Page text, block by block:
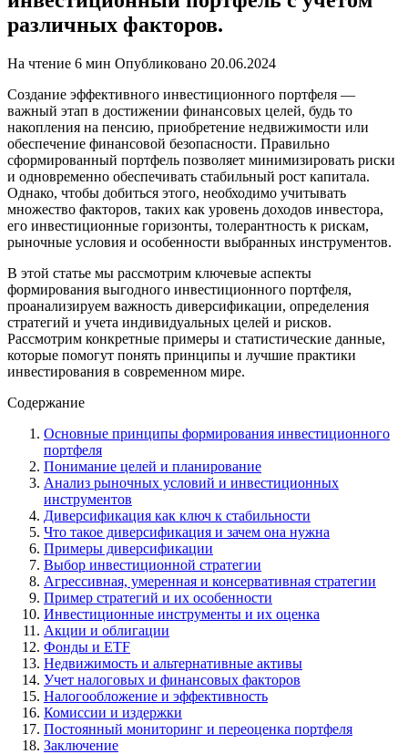
различных факторов.
На чтение 6 мин Опубликовано 20.06.2024
Создание эффективного инвестиционного портфеля —
важный этап в достижении финансовых целей, будь то
накопления на пенсию, приобретение недвижимости или
обеспечение финансовой безопасности. Правильно
сформированный портфель позволяет минимизировать риски
и одновременно обеспечивать стабильный рост капитала.
Однако, чтобы добиться этого, необходимо учитывать
множество факторов, таких как уровень доходов инвестора,
его инвестиционные горизонты, толерантность к рискам,
рыночные условия и особенности выбранных инструментов.
В этой статье мы рассмотрим ключевые аспекты
формирования выгодного инвестиционного портфеля,
проанализируем важность диверсификации, определения
стратегий и учета индивидуальных целей и рисков.
Рассмотрим конкретные примеры и статистические данные,
которые помогут понять принципы и лучшие практики
инвестирования в современном мире.
Содержание
Основные принципы формирования инвестиционного
портфеля
Понимание целей и планирование
Анализ рыночных условий и инвестиционных
инструментов
Диверсификация как ключ к стабильности
Что такое диверсификация и зачем она нужна
Примеры диверсификации
Выбор инвестиционной стратегии
Агрессивная, умеренная и консервативная стратегии
Пример стратегий и их особенности
Инвестиционные инструменты и их оценка
Акции и облигации
Фонды и ETF
Недвижимость и альтернативные активы
Учет налоговых и финансовых факторов
Налогообложение и эффективность
Комиссии и издержки
Постоянный мониторинг и переоценка портфеля
Заключение